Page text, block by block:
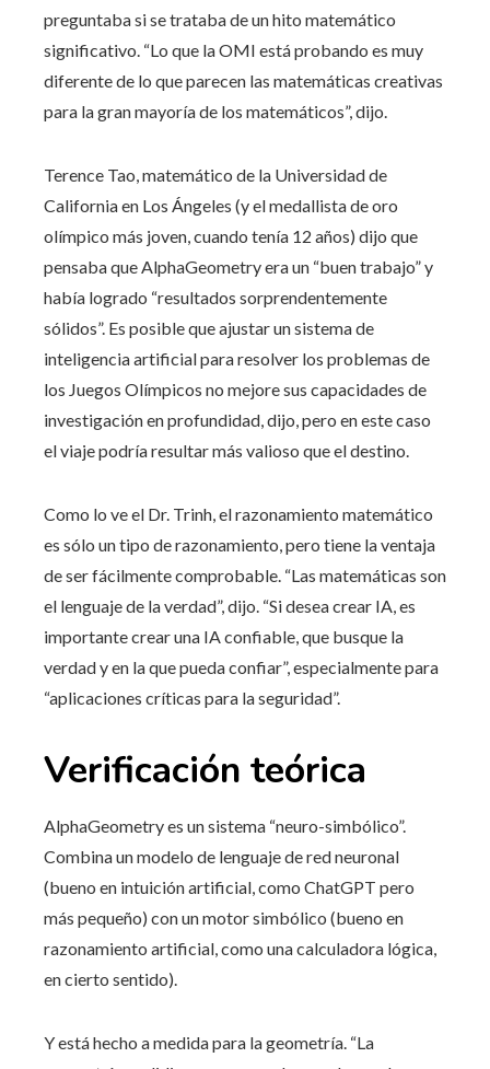
preguntaba si se trataba de un hito matemático
significativo. “Lo que la OMI está probando es muy
diferente de lo que parecen las matemáticas creativas
para la gran mayoría de los matemáticos”, dijo.
Terence Tao, matemático de la Universidad de
California en Los Ángeles (y el medallista de oro
olímpico más joven, cuando tenía 12 años) dijo que
pensaba que AlphaGeometry era un “buen trabajo” y
había logrado “resultados sorprendentemente
sólidos”. Es posible que ajustar un sistema de
inteligencia artificial para resolver los problemas de
los Juegos Olímpicos no mejore sus capacidades de
investigación en profundidad, dijo, pero en este caso
el viaje podría resultar más valioso que el destino.
Como lo ve el Dr. Trinh, el razonamiento matemático
es sólo un tipo de razonamiento, pero tiene la ventaja
de ser fácilmente comprobable. “Las matemáticas son
el lenguaje de la verdad”, dijo. “Si desea crear IA, es
importante crear una IA confiable, que busque la
verdad y en la que pueda confiar”, especialmente para
“aplicaciones críticas para la seguridad”.
Verificación teórica
AlphaGeometry es un sistema “neuro-simbólico”.
Combina un modelo de lenguaje de red neuronal
(bueno en intuición artificial, como ChatGPT pero
más pequeño) con un motor simbólico (bueno en
razonamiento artificial, como una calculadora lógica,
en cierto sentido).
Y está hecho a medida para la geometría. “La